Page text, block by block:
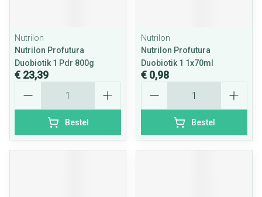
Nutrilon
Nutrilon Profutura
Duobiotik 1 Pdr 800g
€ 23,39
Bestel
Nutrilon
Nutrilon Profutura
Duobiotik 1 1x70ml
€ 0,98
Bestel